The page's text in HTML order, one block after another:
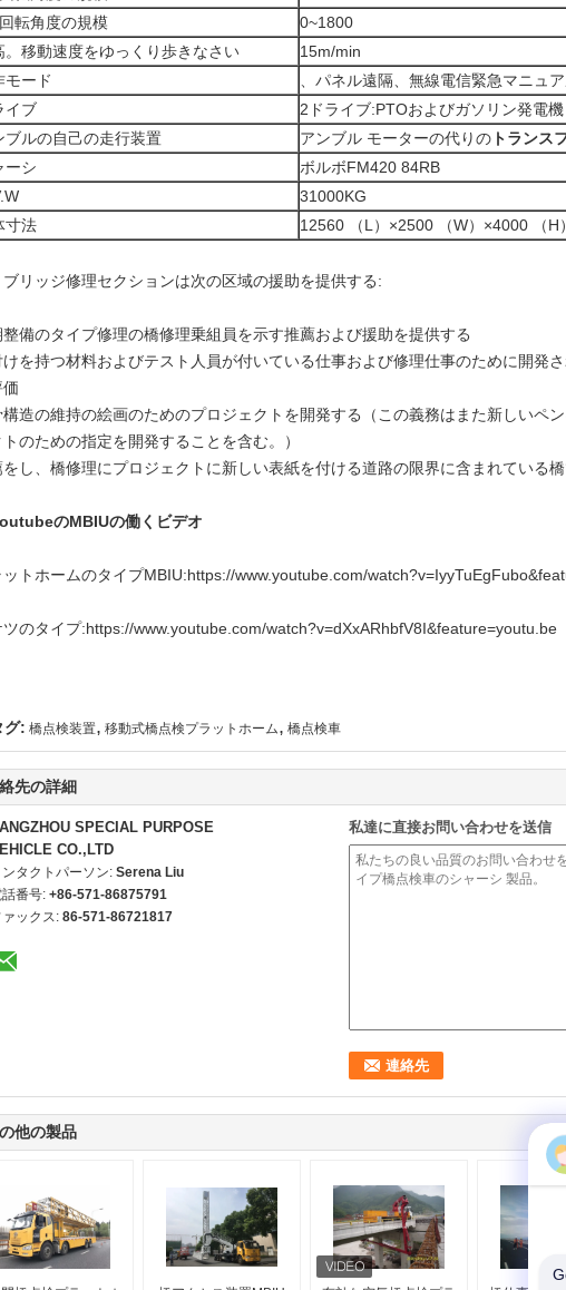
転角度の規模
0~1800
。移動速度をゆっくり歩きなさい
15m/min
モード
、パネル遠隔、無線電信緊急マニュ
イブ
2ドライブ:PTOおよびガソリン発電機
ブルの自己の走行装置
アンブル モーターの代りの トランス
ーシ
ボルボFM420 84RB
31000KG
寸法
12560 （L）×2500 （W）×4000 （H
ブリッジ修理セクションは次の区域の援助を提供する:
備のタイプ修理の橋修理乗組員を示す推薦および援助を提供する
けを持つ材料およびテスト人員が付いている仕事および修理仕事のために開発
構造の維持の絵画のためのプロジェクトを開発する（この義務はまた新しいペ
のための指定を開発することを含む。）
をし、橋修理にプロジェクトに新しい表紙を付ける道路の限界に含まれている
のMBIUの働くビデオ
トホームのタイプMBIU:https://www.youtube.com/
のタイプ:https://www.youtube.com/watch?v=dXxARhbfV8I&feature=youtu.be
グ: 橋点検装置, 移動式橋点検プラットホーム, 橋点検車
先の詳細
SPECIAL PURPOSE
CO.,LTD
タクトパーソン: Serena Liu
番号: +86-571-86875791
ックス: 86-571-86721817
私達に直接お問い合わせを送信
他の製品